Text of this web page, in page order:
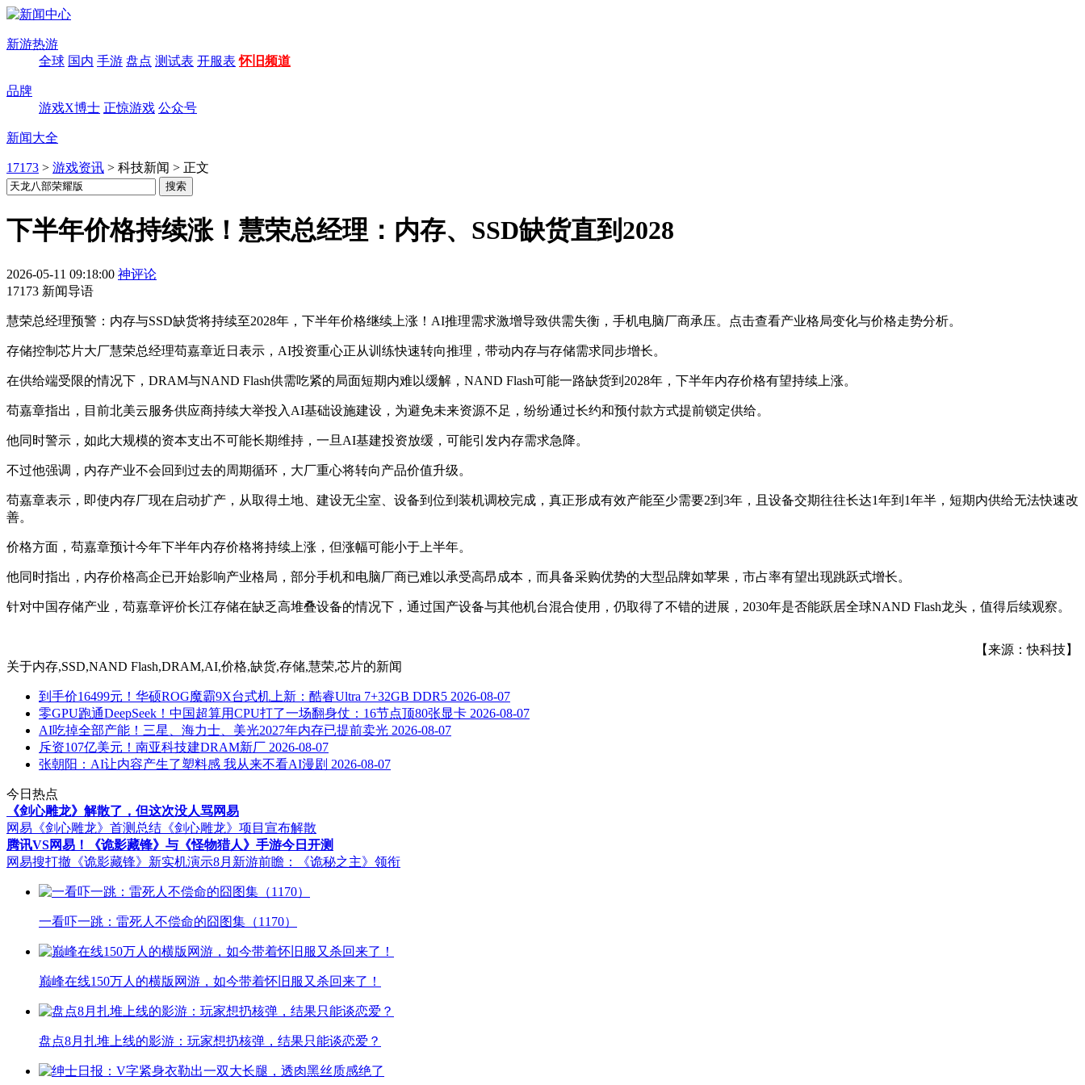
新游热游
全球 国内 手游 盘点 测试表 开服表 怀旧频道
品牌
游戏X博士 正惊游戏 公众号
新闻大全
17173 > 游戏资讯 > 科技新闻 > 正文
下半年价格持续涨！慧荣总经理：内存、SSD缺货直到2028
2026-05-11 09:18:00 神评论
17173 新闻导语
慧荣总经理预警：内存与SSD缺货将持续至2028年，下半年价格继续上涨！AI推理需求激增导致供需失衡，手机电脑厂商承压。点击查看产业格局变化与价格走势分析。
存储控制芯片大厂慧荣总经理苟嘉章近日表示，AI投资重心正从训练快速转向推理，带动内存与存储需求同步增长。
在供给端受限的情况下，DRAM与NAND Flash供需吃紧的局面短期内难以缓解，NAND Flash可能一路缺货到2028年，下半年内存价格有望持续上涨。
苟嘉章指出，目前北美云服务供应商持续大举投入AI基础设施建设，为避免未来资源不足，纷纷通过长约和预付款方式提前锁定供给。
他同时警示，如此大规模的资本支出不可能长期维持，一旦AI基建投资放缓，可能引发内存需求急降。
不过他强调，内存产业不会回到过去的周期循环，大厂重心将转向产品价值升级。
苟嘉章表示，即使内存厂现在启动扩产，从取得土地、建设无尘室、设备到位到装机调校完成，真正形成有效产能至少需要2到3年，且设备交期往往长达1年到1年半，短期内供给无法快速改
善。
价格方面，苟嘉章预计今年下半年内存价格将持续上涨，但涨幅可能小于上半年。
他同时指出，内存价格高企已开始影响产业格局，部分手机和电脑厂商已难以承受高昂成本，而具备采购优势的大型品牌如苹果，市占率有望出现跳跃式增长。
针对中国存储产业，苟嘉章评价长江存储在缺乏高堆叠设备的情况下，通过国产设备与其他机台混合使用，仍取得了不错的进展，2030年是否能跃居全球NAND Flash龙头，值得后续观察。
【来源：快科技】
关于内存,SSD,NAND Flash,DRAM,AI,价格,缺货,存储,慧荣,芯片的新闻
到手价16499元！华硕ROG魔霸9X台式机上新：酷睿Ultra 7+32GB DDR5 2026-08-07
零GPU跑通DeepSeek！中国超算用CPU打了一场翻身仗：16节点顶80张显卡 2026-08-07
AI吃掉全部产能！三星、海力士、美光2027年内存已提前卖光 2026-08-07
斥资107亿美元！南亚科技建DRAM新厂 2026-08-07
张朝阳：AI让内容产生了塑料感 我从来不看AI漫剧 2026-08-07
今日热点
《剑心雕龙》解散了，但这次没人骂网易
网易《剑心雕龙》首测总结 《剑心雕龙》项目宣布解散
腾讯VS网易！《诡影藏锋》与《怪物猎人》手游今日开测
网易搜打撤《诡影藏锋》新实机演示8月新游前瞻：《诡秘之主》领衔
一看吓一跳：雷死人不偿命的囧图集（1170）
巅峰在线150万人的横版网游，如今带着怀旧服又杀回来了！
盘点8月扎堆上线的影游：玩家想扔核弹，结果只能谈恋爱？